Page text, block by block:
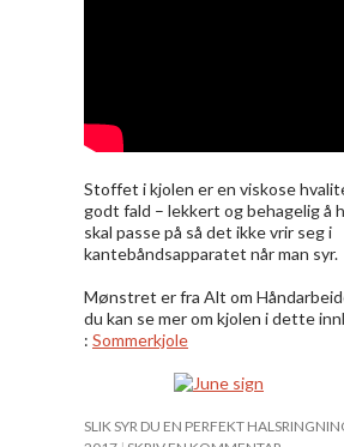
Stoffet i kjolen er en viskose
godt fald – lekkert og behagelig å
skal passe på så det ikke vrir seg i
kantebåndsapparatet når man syr.
Mønstret er fra Alt om
du kan se mer om kjolen i dette
: Sommerkjole
SLIK SYR DU EN PERFEKT